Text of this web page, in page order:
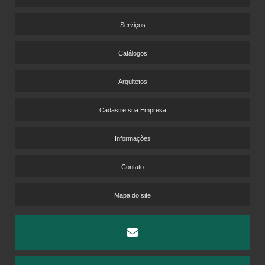
PISOS VINÍLICOS PARA LABORATÓRIOS
CARPETE DE MADEIRA LAMINADO PREÇO
Serviços
Catálogos
Arquitetos
Cadastre sua Empresa
Informações
Contato
Mapa do site